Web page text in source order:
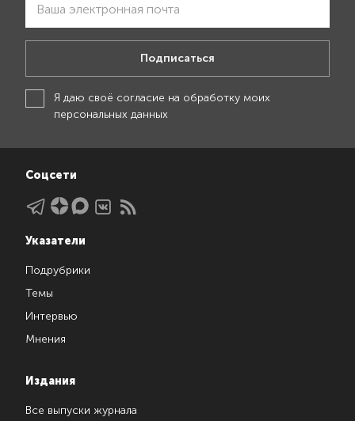
Подписаться
Я даю своё согласие на обработку моих
персональных данных
Соцсети
Указатели
Подрубрики
Темы
Интервью
Мнения
Издания
Все выпуски журнала